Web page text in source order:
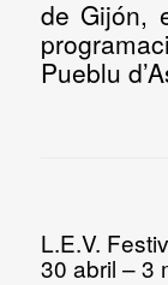
de Gijón,
Pueblu
L.E.V.
30 abril – 3